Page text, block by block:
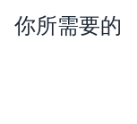
你所需要的